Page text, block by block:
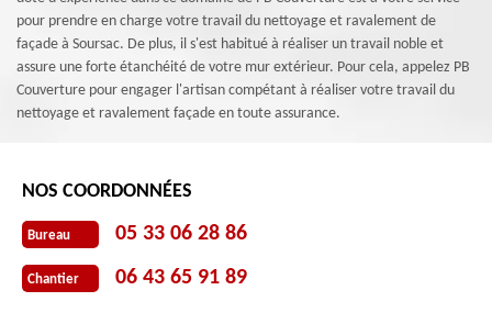
pour prendre en charge votre travail du nettoyage et ravalement de
façade à Soursac. De plus, il s'est habitué à réaliser un travail noble et
assure une forte étanchéité de votre mur extérieur. Pour cela, appelez PB
Couverture pour engager l'artisan compétant à réaliser votre travail du
nettoyage et ravalement façade en toute assurance.
NOS COORDONNÉES
Bureau 05 33 06 28 86
Chantier 06 43 65 91 89